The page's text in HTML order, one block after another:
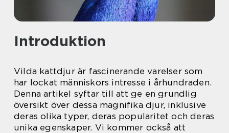
Introduktion
Vilda kattdjur är fascinerande varelser som
har lockat människors intresse i århundraden.
Denna artikel syftar till att ge en grundlig
översikt över dessa magnifika djur, inklusive
deras olika typer, deras popularitet och deras
unika egenskaper. Vi kommer också att